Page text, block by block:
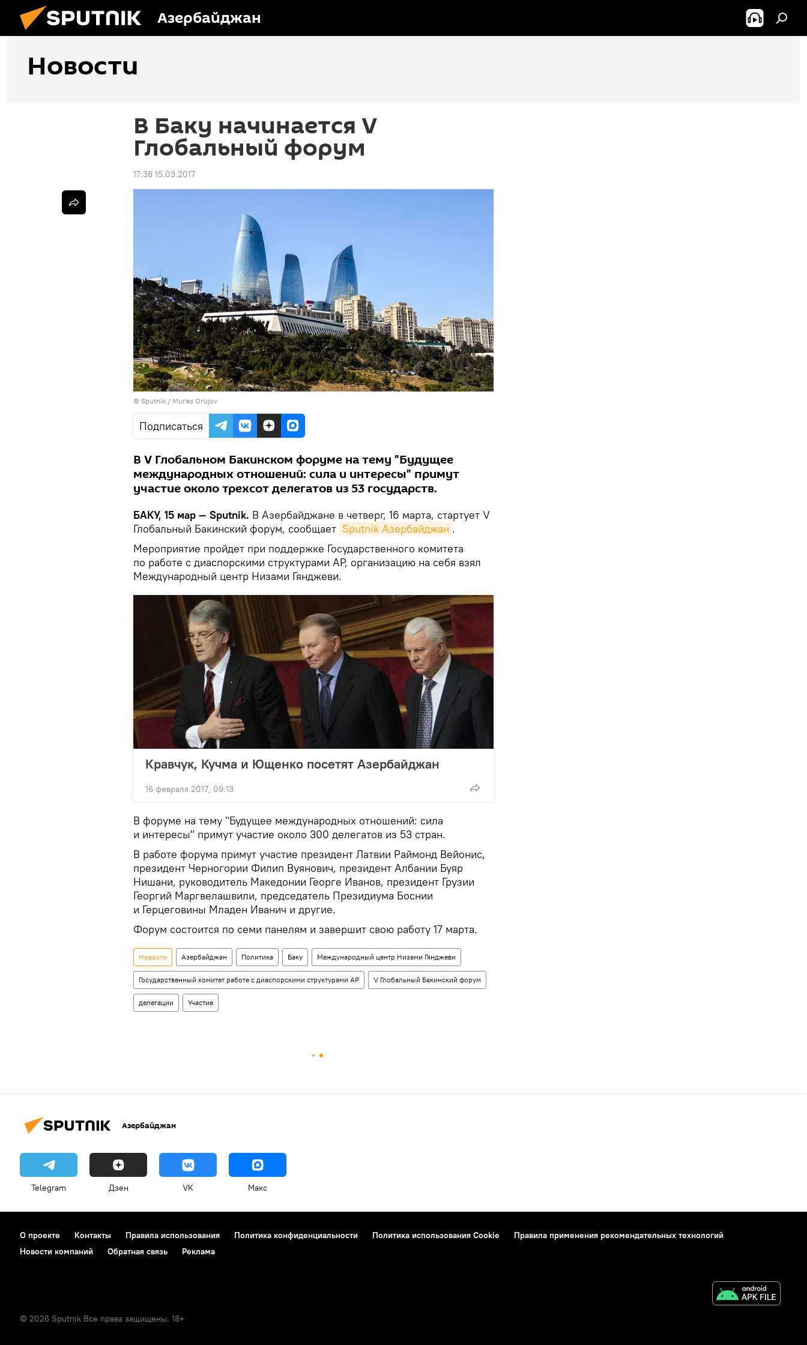
Азербайджан
Новости
В Баку начинается V
Глобальный форум
17:38 15.03.2017
© Sputnik / Murad Orujov
Подписаться
В V Глобальном Бакинском форуме на тему "Будущее
международных отношений: сила и интересы" примут
участие около трехсот делегатов из 53 государств.
БАКУ, 15 мар — Sputnik. В Азербайджане в четверг, 16 марта, стартует V
Глобальный Бакинский форум, сообщает Sputnik Азербайджан .
Мероприятие пройдет при поддержке Государственного комитета
по работе с диаспорскими структурами АР, организацию на себя взял
Международный центр Низами Гянджеви.
Кравчук, Кучма и Ющенко посетят Азербайджан
16 февраля 2017, 09:13
В форуме на тему "Будущее международных отношений: сила
и интересы" примут участие около 300 делегатов из 53 стран.
В работе форума примут участие президент Латвии Раймонд Вейонис,
президент Черногории Филип Вуянович, президент Албании Буяр
Нишани, руководитель Македонии Георге Иванов, президент Грузии
Георгий Маргвелашвили, председатель Президиума Боснии
и Герцеговины Младен Иванич и другие.
Форум состоится по семи панелям и завершит свою работу 17 марта.
Новости Азербайджан Политика Баку Международный центр Низами Гянджеви
Государственный комитет работе с диаспорскими структурами АР V Глобальный Бакинский форум
делегации Участие
Азербайджан
Telegram Дзен VK Макс
О проекте Контакты Правила использования Политика конфиденциальности Политика использования Cookie
Правила применения рекомендательных технологий
Новости компаний
Обратная связь Реклама
© 2026 Sputnik Все права защищены. 18+